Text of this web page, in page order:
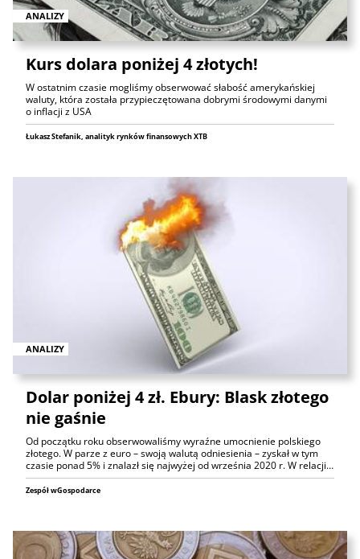
ANALIZY
Kurs dolara poniżej 4 złotych!
W ostatnim czasie mogliśmy obserwować słabość amerykańskiej
waluty, która została przypieczętowana dobrymi środowymi danymi
o inflacji z USA
Łukasz Stefanik, analityk rynków finansowych XTB
ANALIZY
Dolar poniżej 4 zł. Ebury: Blask złotego
nie gaśnie
Od początku roku obserwowaliśmy wyraźne umocnienie polskiego
złotego. W parze z euro – swoją walutą odniesienia – zyskał w tym
czasie ponad 5% i znalazł się najwyżej od września 2020 r. W relacji…
Zespół wGospodarce